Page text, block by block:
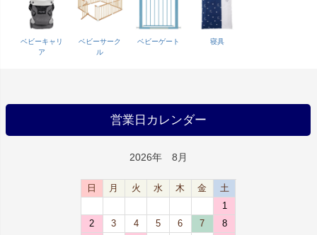
ベビーキャリ
ア
ベビーサーク
ル
ベビーゲート 寝具
営業日カレンダー
2026年 8月
日 月 火 水 木 金
土
1
2
3 4 5 6 7
8